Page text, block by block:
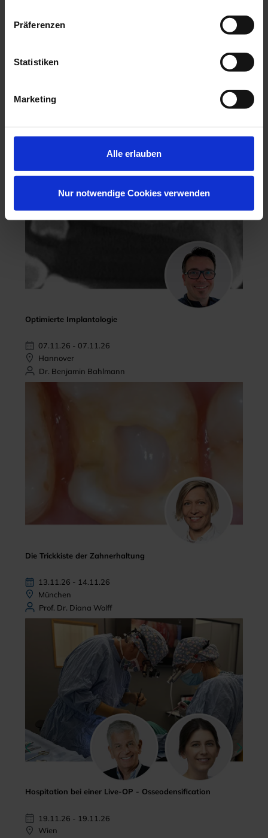
Präferenzen
Statistiken
Marketing
Alle erlauben
Nur notwendige Cookies verwenden
06.11.26 - 07.11.26
Dr. Hanni Lohmar
Optimierte Implantologie
07.11.26 - 07.11.26
Hannover
Dr. Benjamin Bahlmann
Die Trickkiste der Zahnerhaltung
13.11.26 - 14.11.26
München
Prof. Dr. Diana Wolff
Hospitation bei einer Live-OP - Osseodensification
19.11.26 - 19.11.26
Wien